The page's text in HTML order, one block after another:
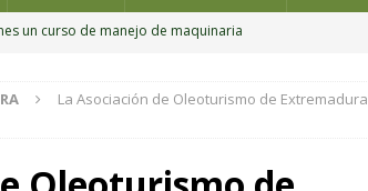
un curso de manejo de maquinaria
cargos del Ministerio de Agricultura,
al riego por inundación en el cultivo del
La Asociación de Oleoturismo de Extremadura